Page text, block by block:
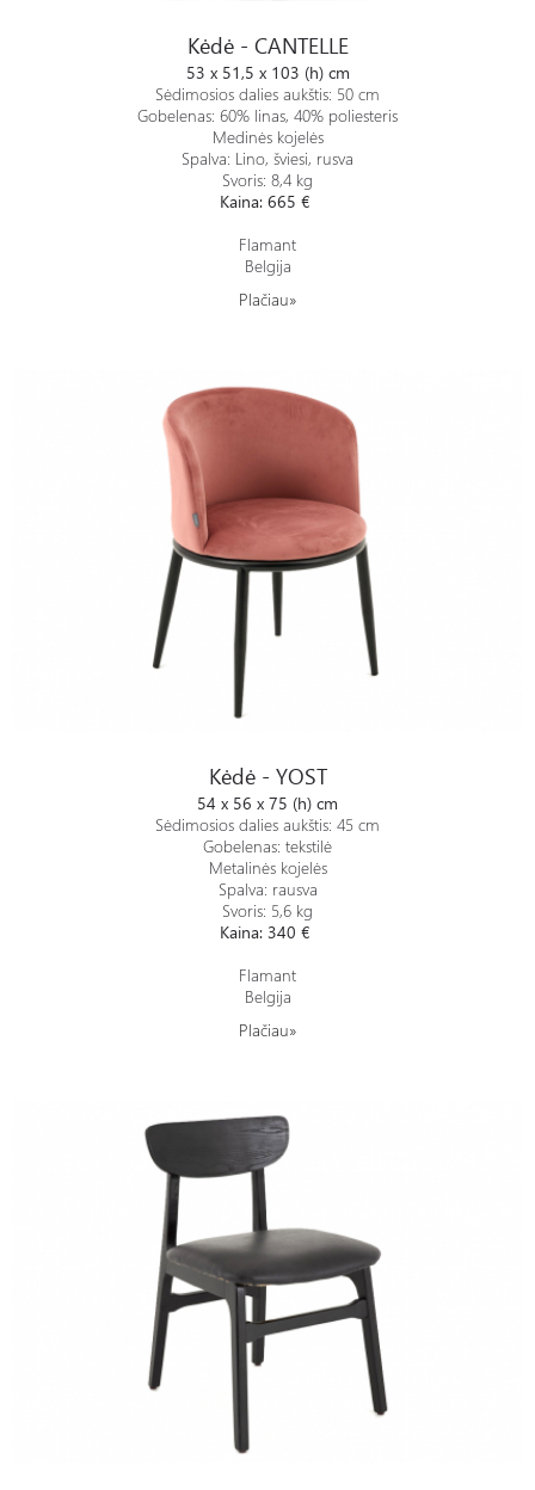
Kėdė - CANTELLE
53 x 51,5 x 103 (h) cm
Sėdimosios dalies aukštis: 50 cm
Gobelenas: 60% linas, 40% poliesteris
Medinės kojelės
Spalva: Lino, šviesi, rusva
Svoris: 8,4 kg
Kaina: 665 €
Flamant
Belgija
Plačiau»
Kėdė - YOST
54 x 56 x 75 (h) cm
Sėdimosios dalies aukštis: 45 cm
Gobelenas: tekstilė
Metalinės kojelės
Spalva: rausva
Svoris: 5,6 kg
Kaina: 340 €
Flamant
Belgija
Plačiau»